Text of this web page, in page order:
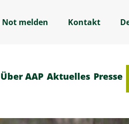
Not melden Kontakt
Über AAP Aktuelles Presse